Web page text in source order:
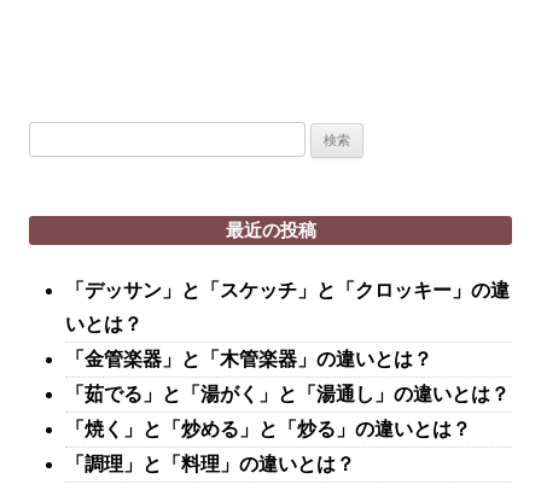
最近の投稿
「デッサン」と「スケッチ」と「クロッキー」の違
いとは？
「金管楽器」と「木管楽器」の違いとは？
「茹でる」と「湯がく」と「湯通し」の違いとは？
「焼く」と「炒める」と「炒る」の違いとは？
「調理」と「料理」の違いとは？